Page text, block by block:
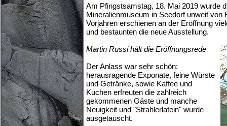
Am Pfingstsamstag, 18. Mai 2019 wurde
Mineralienmuseum in Seedorf unweit von
Vorjahren erschienen an der Eröffnung
und bestaunten die neue Ausstellung.
Martin Russi hält die Eröffnungsrede
Der Anlass war sehr schön:
herausragende Exponate, feine Würste
und Getränke, sowie Kaffee und
Kuchen erfreuten die zahlreich
gekommenen Gäste und manche
Neuigkeit und "Strahlerlatein" wurde
ausgetauscht.